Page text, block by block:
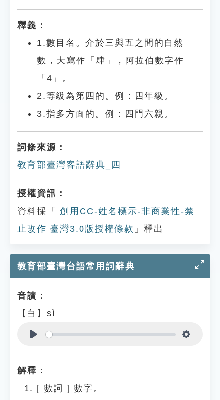
釋義：
1.數目名。介於三與五之間的自然
數，大寫作「肆」，阿拉伯數字作
「4」。
2.等級為第四的。例：四年級。
3.指多方面的。例：四門六親。
詞條來源：
教育部臺灣客語辭典_四
授權資訊：
資料採「
創用CC-姓名標示-非商業性-禁
止改作 臺灣3.0版授權條款 」釋出
教育部臺灣台語常用詞辭典
音讀：
【白】sì
解釋：
[ 數詞 ] 數字。